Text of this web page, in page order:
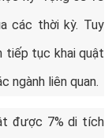
các thời kỳ. Tuy
tiếp tục khai quật
ngành liên quan.
được 7% di tích